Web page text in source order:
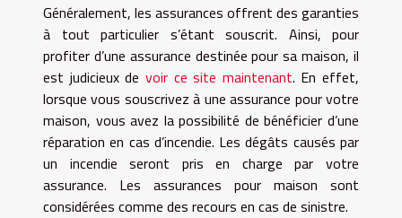
Généralement, les assurances offrent des garanties
à tout particulier s’étant souscrit. Ainsi, pour
profiter d’une assurance destinée pour sa maison, il
est judicieux de voir ce site maintenant. En effet,
lorsque vous souscrivez à une assurance pour votre
maison, vous avez la possibilité de bénéficier d’une
réparation en cas d’incendie. Les dégâts causés par
un incendie seront pris en charge par votre
assurance. Les assurances pour maison sont
considérées comme des recours en cas de sinistre.